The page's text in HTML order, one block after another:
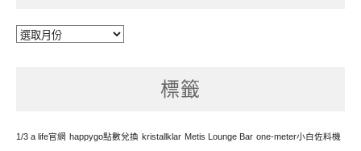
每
標籤
1/3 a life官網 happygo點數兌換 kristallklar Metis Lounge Bar one-meter小白佐料機